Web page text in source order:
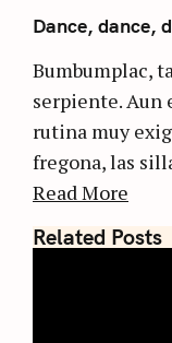
Dance, dance,
Bumbumplac,
serpiente. Aun
rutina muy
fregona, las
Read More
Related Posts